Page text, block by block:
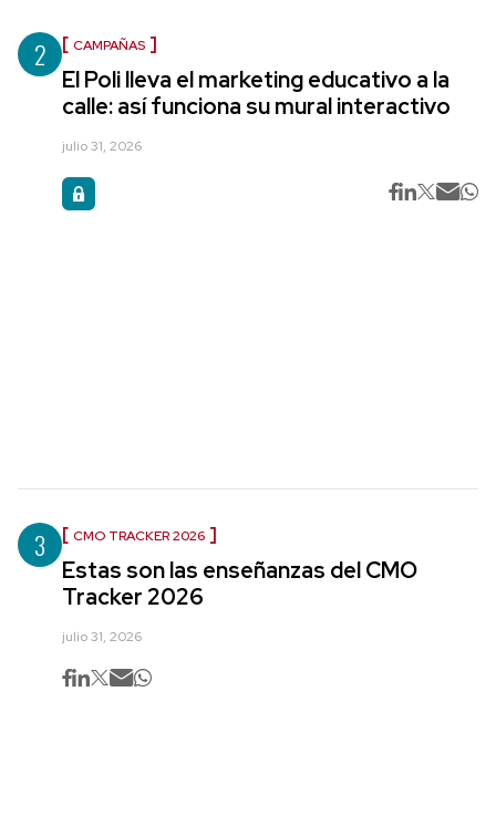
2 CAMPAÑAS
El Poli lleva el marketing educativo a la
calle: así funciona su mural interactivo
julio 31, 2026
3 CMO TRACKER 2026
Estas son las enseñanzas del CMO
Tracker 2026
julio 31, 2026